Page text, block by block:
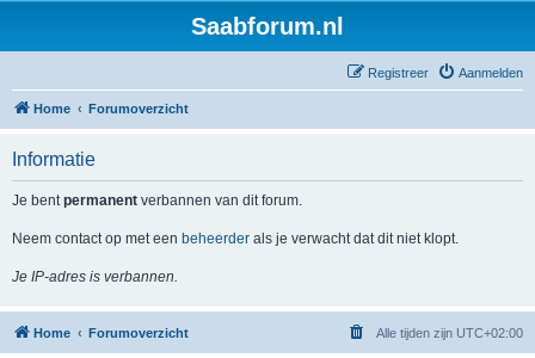
Saabforum.nl
Aanmelden
Registreer
Home Forumoverzicht
Informatie
Je bentpermanent verbannen van dit forum.
Neem contact op met een beheerder als je verwacht dat dit niet klopt.
Je IP-adres is verbannen.
Home Forumoverzicht Alle tijden zijn UTC+02:00